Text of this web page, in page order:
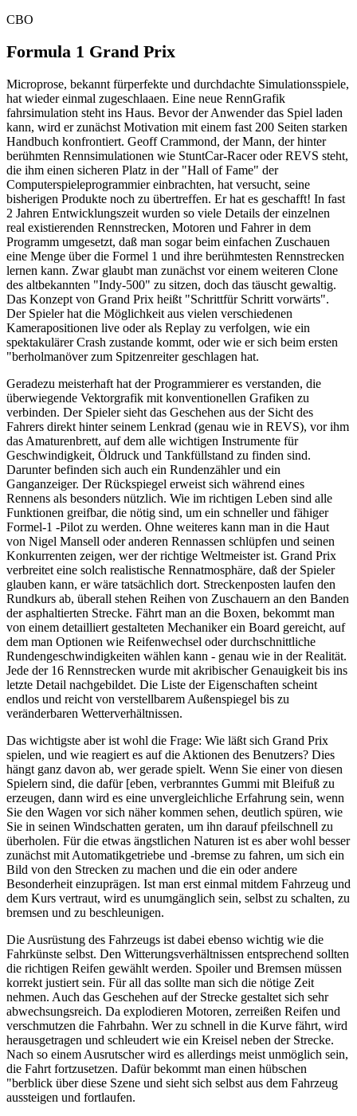
CBO
Formula 1 Grand Prix
Microprose, bekannt fürperfekte und durchdachte Simulationsspiele,
hat wieder einmal zugeschlaaen. Eine neue RennGrafik
fahrsimulation steht ins Haus. Bevor der Anwender das Spiel laden
kann, wird er zunächst Motivation mit einem fast 200 Seiten starken
Handbuch konfrontiert. Geoff Crammond, der Mann, der hinter
berühmten Rennsimulationen wie StuntCar-Racer oder REVS steht,
die ihm einen sicheren Platz in der "Hall of Fame" der
Computerspieleprogrammier einbrachten, hat versucht, seine
bisherigen Produkte noch zu übertreffen. Er hat es geschafft! In fast
2 Jahren Entwicklungszeit wurden so viele Details der einzelnen
real existierenden Rennstrecken, Motoren und Fahrer in dem
Programm umgesetzt, daß man sogar beim einfachen Zuschauen
eine Menge über die Formel 1 und ihre berühmtesten Rennstrecken
lernen kann. Zwar glaubt man zunächst vor einem weiteren Clone
des altbekannten "Indy-500" zu sitzen, doch das täuscht gewaltig.
Das Konzept von Grand Prix heißt "Schrittfür Schritt vorwärts".
Der Spieler hat die Möglichkeit aus vielen verschiedenen
Kamerapositionen live oder als Replay zu verfolgen, wie ein
spektakulärer Crash zustande kommt, oder wie er sich beim ersten
"berholmanöver zum Spitzenreiter geschlagen hat.
Geradezu meisterhaft hat der Programmierer es verstanden, die
überwiegende Vektorgrafik mit konventionellen Grafiken zu
verbinden. Der Spieler sieht das Geschehen aus der Sicht des
Fahrers direkt hinter seinem Lenkrad (genau wie in REVS), vor ihm
das Amaturenbrett, auf dem alle wichtigen Instrumente für
Geschwindigkeit, Öldruck und Tankfüllstand zu finden sind.
Darunter befinden sich auch ein Rundenzähler und ein
Ganganzeiger. Der Rückspiegel erweist sich während eines
Rennens als besonders nützlich. Wie im richtigen Leben sind alle
Funktionen greifbar, die nötig sind, um ein schneller und fähiger
Formel-1 -Pilot zu werden. Ohne weiteres kann man in die Haut
von Nigel Mansell oder anderen Rennassen schlüpfen und seinen
Konkurrenten zeigen, wer der richtige Weltmeister ist. Grand Prix
verbreitet eine solch realistische Rennatmosphäre, daß der Spieler
glauben kann, er wäre tatsächlich dort. Streckenposten laufen den
Rundkurs ab, überall stehen Reihen von Zuschauern an den Banden
der asphaltierten Strecke. Fährt man an die Boxen, bekommt man
von einem detailliert gestalteten Mechaniker ein Board gereicht, auf
dem man Optionen wie Reifenwechsel oder durchschnittliche
Rundengeschwindigkeiten wählen kann - genau wie in der Realität.
Jede der 16 Rennstrecken wurde mit akribischer Genauigkeit bis ins
letzte Detail nachgebildet. Die Liste der Eigenschaften scheint
endlos und reicht von verstellbarem Außenspiegel bis zu
veränderbaren Wetterverhältnissen.
Das wichtigste aber ist wohl die Frage: Wie läßt sich Grand Prix
spielen, und wie reagiert es auf die Aktionen des Benutzers? Dies
hängt ganz davon ab, wer gerade spielt. Wenn Sie einer von diesen
Spielern sind, die dafür [eben, verbranntes Gummi mit Bleifuß zu
erzeugen, dann wird es eine unvergleichliche Erfahrung sein, wenn
Sie den Wagen vor sich näher kommen sehen, deutlich spüren, wie
Sie in seinen Windschatten geraten, um ihn darauf pfeilschnell zu
überholen. Für die etwas ängstlichen Naturen ist es aber wohl besser
zunächst mit Automatikgetriebe und -bremse zu fahren, um sich ein
Bild von den Strecken zu machen und die ein oder andere
Besonderheit einzuprägen. Ist man erst einmal mitdem Fahrzeug und
dem Kurs vertraut, wird es unumgänglich sein, selbst zu schalten, zu
bremsen und zu beschleunigen.
Die Ausrüstung des Fahrzeugs ist dabei ebenso wichtig wie die
Fahrkünste selbst. Den Witterungsverhältnissen entsprechend sollten
die richtigen Reifen gewählt werden. Spoiler und Bremsen müssen
korrekt justiert sein. Für all das sollte man sich die nötige Zeit
nehmen. Auch das Geschehen auf der Strecke gestaltet sich sehr
abwechsungsreich. Da explodieren Motoren, zerreißen Reifen und
verschmutzen die Fahrbahn. Wer zu schnell in die Kurve fährt, wird
herausgetragen und schleudert wie ein Kreisel neben der Strecke.
Nach so einem Ausrutscher wird es allerdings meist unmöglich sein,
die Fahrt fortzusetzen. Dafür bekommt man einen hübschen
"berblick über diese Szene und sieht sich selbst aus dem Fahrzeug
aussteigen und fortlaufen.